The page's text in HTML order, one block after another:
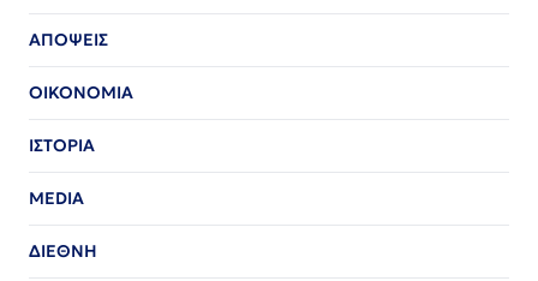
ΑΠΟΨΕΙΣ
ΟΙΚΟΝΟΜΙΑ
ΙΣΤΟΡΙΑ
MEDIA
ΔΙΕΘΝΗ